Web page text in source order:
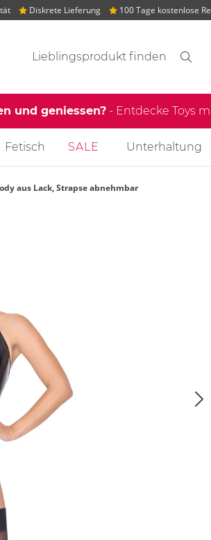
Diskrete Lieferung 100 Tage kostenlose
und geniessen?- Entdecke Toys
Fetisch SALE Unterhaltung
aus Lack, Strapse abnehmbar